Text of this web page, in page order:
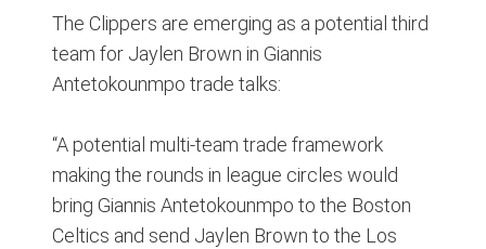
The Clippers are emerging as a potential third
team for Jaylen Brown in Giannis
Antetokounmpo trade talks:
“A potential multi-team trade framework
making the rounds in league circles would
bring Giannis Antetokounmpo to the Boston
Celtics and send Jaylen Brown to the Los